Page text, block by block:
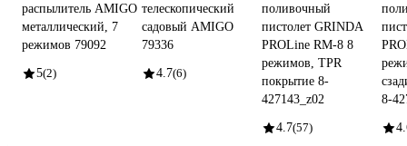
распылитель AMIGO
металлический, 7
режимов 79092
5(2)
телескопический
садовый AMIGO
79336
4.7(6)
поливочный
пистолет GRINDA
PROLine RM-8 8
режимов, TPR
покрытие 8-
427143_z02
4.7(57)
8-